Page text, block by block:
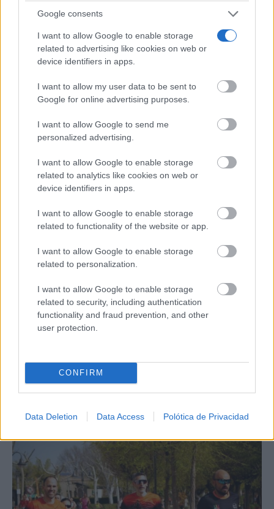
Google consents
I want to allow Google to enable storage
related to advertising like cookies on web or
device identifiers in apps.
I want to allow my user data to be sent to
Google for online advertising purposes.
I want to allow Google to send me
personalized advertising.
I want to allow Google to enable storage
related to analytics like cookies on web or
device identifiers in apps.
I want to allow Google to enable storage
related to functionality of the website or app.
I want to allow Google to enable storage
related to personalization.
I want to allow Google to enable storage
related to security, including authentication
functionality and fraud prevention, and other
user protection.
CONFIRM
Data Deletion Data Access Polótica de Privacidad